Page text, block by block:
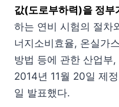
값(도로부하력)을 정부
하는 연비 시험의 절차
너지소비효율, 온실가
방법 등에 관한 산업부,
2014년 11월 20일 제
일 발표했다.